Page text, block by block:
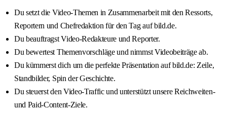
Du setzt die Video-Themen in Zusammenarbeit mit den Ressorts,
Reportern und Chefredaktion für den Tag auf bild.de.
Du beauftragst Video-Redakteure und Reporter.
Du bewertest Themenvorschläge und nimmst Videobeiträge ab.
Du kümmerst dich um die perfekte Präsentation auf bild.de: Zeile,
Standbilder, Spin der Geschichte.
Du steuerst den Video-Traffic und unterstützt unsere Reichweiten-
und Paid-Content-Ziele.